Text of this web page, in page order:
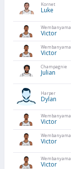
Kornet
Luke
Wembanyama
Victor
Wembanyama
Victor
Champagnie
Julian
Harper
Dylan
Wembanyama
Victor
Wembanyama
Victor
Wembanyama
Victor